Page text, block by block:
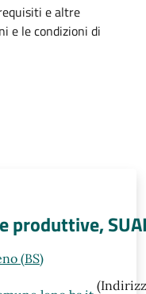
e altre
e le condizioni di
produttive,
(BS)